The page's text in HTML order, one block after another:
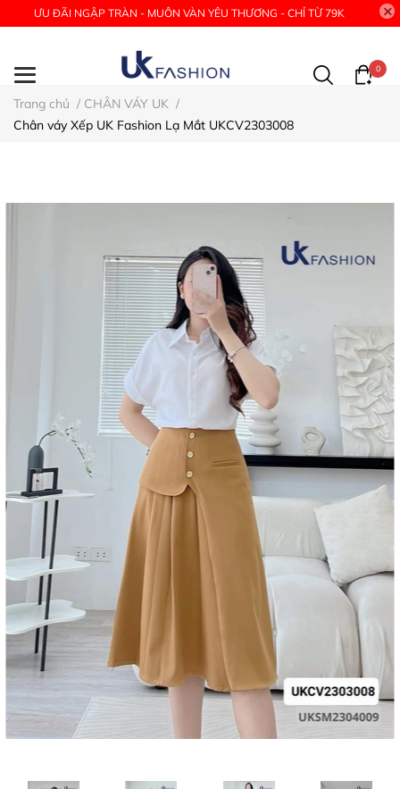
ƯU ĐÃI NGẬP TRÀN - MUÔN VÀN YÊU THƯƠNG - CHỈ TỪ 79K
0
Trang chủ / CHÂN VÁY UK /
Chân váy Xếp UK Fashion Lạ Mắt UKCV2303008